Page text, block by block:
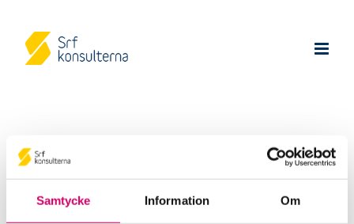
Samtycke Information Om
Tack för din anmälan!